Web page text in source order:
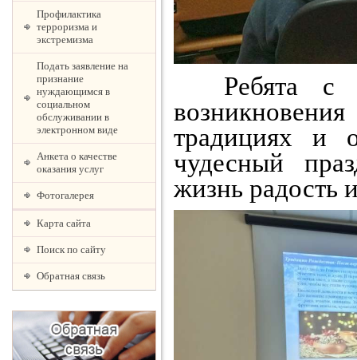
Профилактика
терроризма и
экстремизма
Подать заявление на
признание
нуждающимся в
социальном
обслуживании в
электронном виде
Анкета о качестве
оказания услуг
Фотогалерея
Карта сайта
Поиск по сайту
Обратная связь
Ребята с
традициях и
чудесный
жизнь радость